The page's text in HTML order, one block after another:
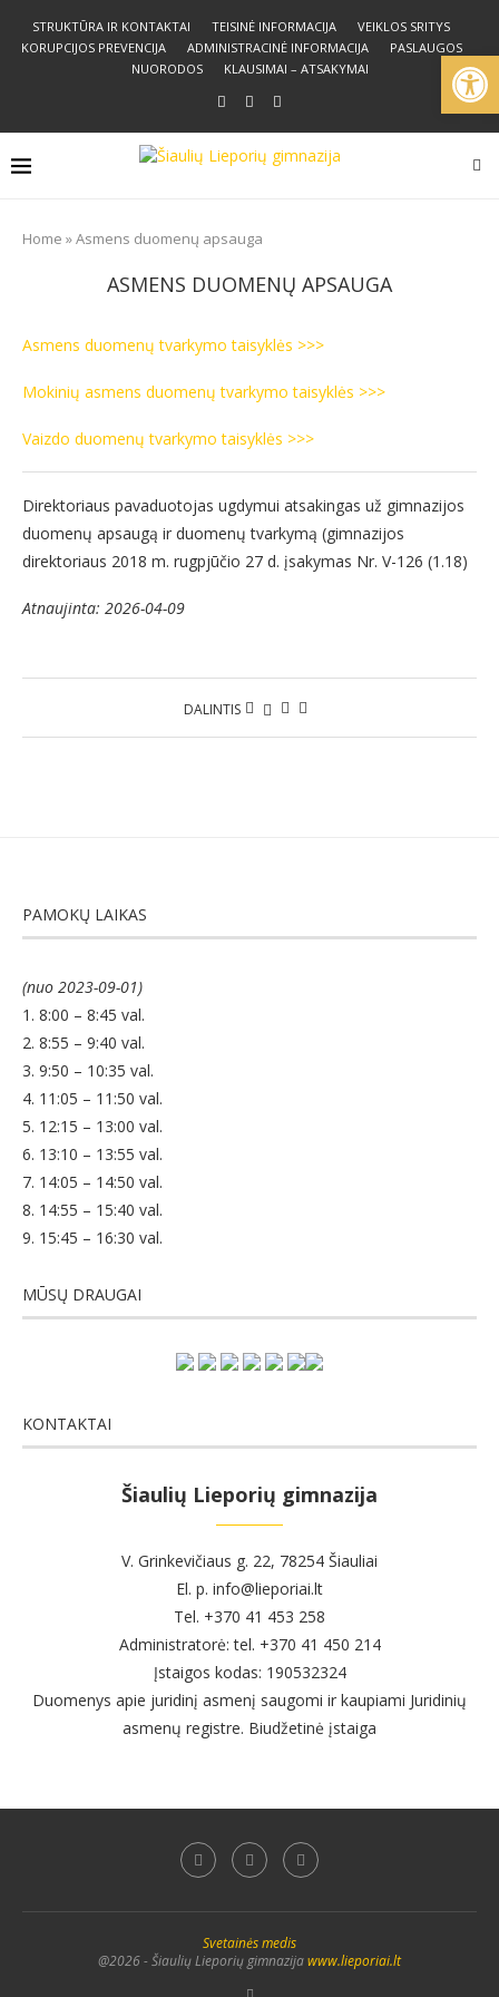
STRUKTŪRA IR KONTAKTAI TEISINĖ INFORMACIJA
VEIKLOS SRITYS
KORUPCIJOS PREVENCIJA
ADMINISTRACINĖ INFORMACIJA
PASLAUGOS
NUORODOS
KLAUSIMAI – ATSAKYMAI
Home »Asmens duomenų apsauga
ASMENS DUOMENŲ APSAUGA
Asmens duomenų tvarkymo taisyklės >>>
Mokinių asmens duomenų tvarkymo taisyklės >>>
Vaizdo duomenų tvarkymo taisyklės >>>
Direktoriaus pavaduotojas ugdymui atsakingas už gimnazijos
duomenų apsaugą ir duomenų tvarkymą (gimnazijos
direktoriaus 2018 m. rugpjūčio 27 d. įsakymas Nr. V-126 (1.18)
Atnaujinta: 2026-04-09
DALINTIS
PAMOKŲ LAIKAS
(nuo 2023-09-01)
1. 8:00 – 8:45 val.
2. 8:55 – 9:40 val.
3. 9:50 – 10:35 val.
4. 11:05 – 11:50 val.
5. 12:15 – 13:00 val.
6. 13:10 – 13:55 val.
7. 14:05 – 14:50 val.
8. 14:55 – 15:40 val.
9. 15:45 – 16:30 val.
MŪSŲ DRAUGAI
KONTAKTAI
Šiaulių Lieporių gimnazija
V. Grinkevičiaus g. 22, 78254 Šiauliai
El. p. info@lieporiai.lt
Tel. +370 41 453 258
Administratorė: tel. +370 41 450 214
Įstaigos kodas: 190532324
Duomenys apie juridinį asmenį saugomi ir kaupiami Juridinių
asmenų registre. Biudžetinė įstaiga
Svetainės medis
@2026 - Šiaulių Lieporių gimnazijawww.lieporiai.lt